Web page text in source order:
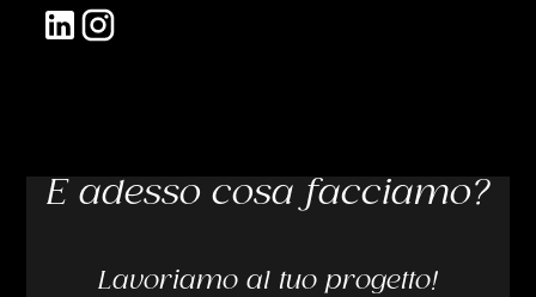
E adesso cosa facciamo?
Lavoriamo al tuo progetto!